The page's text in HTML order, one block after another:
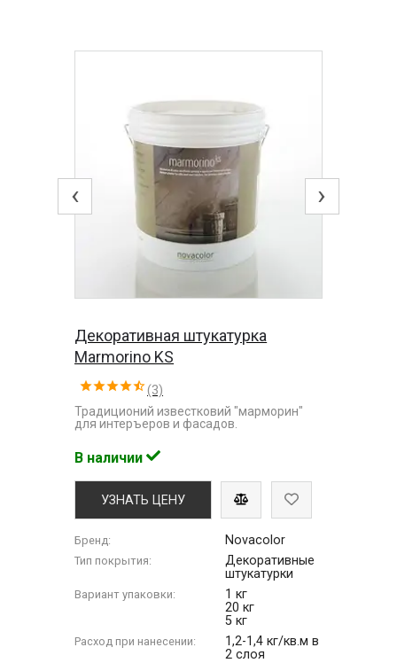
‹ ›
Декоративная штукатурка
Marmorino KS
(3)
Традиционий известковий "марморин"
для интеръеров и фасадов.
В наличии
УЗНАТЬ ЦЕНУ
Бренд: Novacolor
Тип покрытия:
Декоративные
штукатурки
Вариант упаковки:
1 кг
20 кг
5 кг
Расход при нанесении:
1,2-1,4 кг/кв.м в
2 слоя